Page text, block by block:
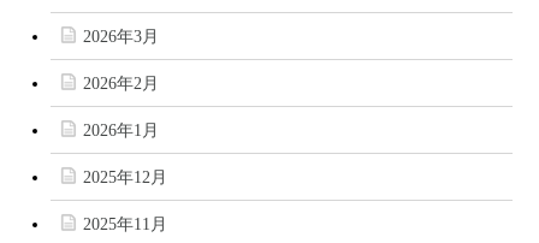
2026年3月
2026年2月
2026年1月
2025年12月
2025年11月